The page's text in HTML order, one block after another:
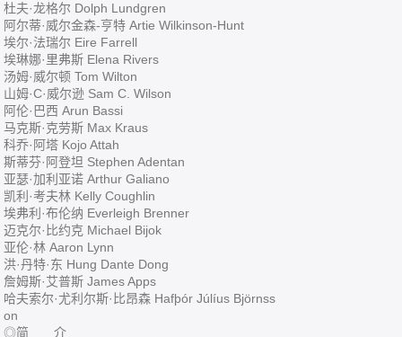
杜夫·龙格尔 Dolph Lundgren
阿尔蒂·威尔金森-亨特 Artie Wilkinson-Hunt
埃尔·法瑞尔 Eire Farrell
埃琳娜·里弗斯 Elena Rivers
汤姆·威尔顿 Tom Wilton
山姆·C·威尔逊 Sam C. Wilson
阿伦·巴西 Arun Bassi
马克斯·克劳斯 Max Kraus
科乔·阿塔 Kojo Attah
斯蒂芬·阿登坦 Stephen Adentan
亚瑟·加利亚诺 Arthur Galiano
凯利·考夫林 Kelly Coughlin
埃弗利·布伦纳 Everleigh Brenner
迈克尔·比约克 Michael Bijok
亚伦·林 Aaron Lynn
洪·丹特·东 Hung Dante Dong
詹姆斯·艾普斯 James Apps
哈夫索尔·尤利尔斯·比昂森 Hafþór Júlíus Björnss
on
◎简 介